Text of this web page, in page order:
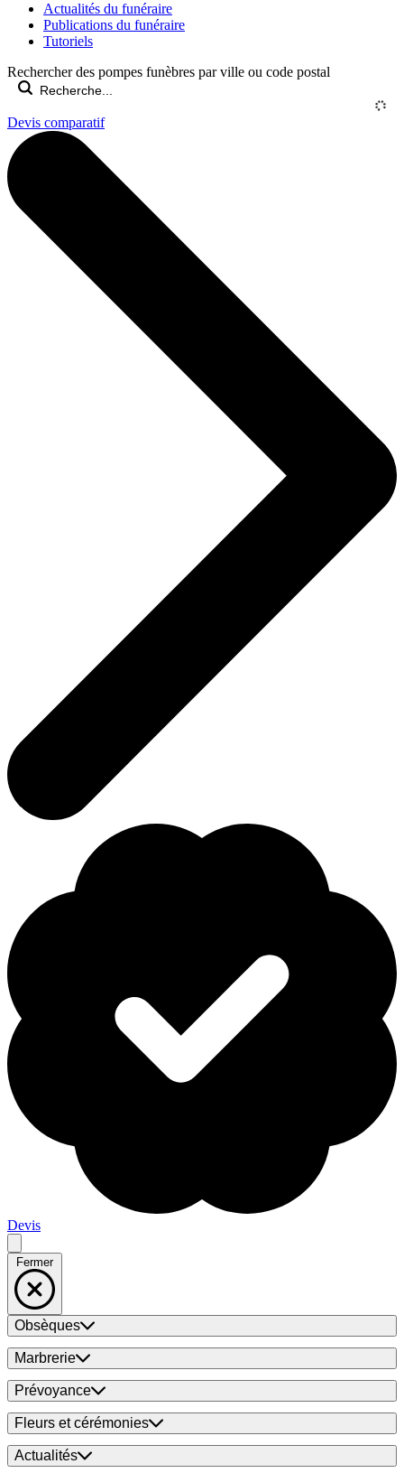
Actualités du funéraire
Publications du funéraire
Tutoriels
Rechercher des pompes funèbres par ville ou code postal
Devis comparatif
Devis
Fermer
Obsèques
Marbrerie
Prévoyance
Fleurs et cérémonies
Actualités